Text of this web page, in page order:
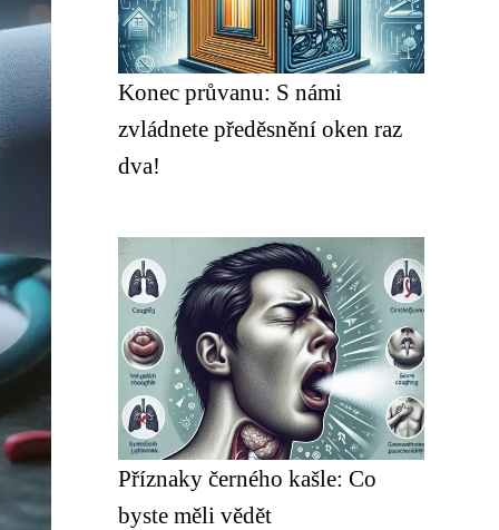
Konec průvanu: S námi
zvládnete předěsnění oken raz
dva!
Příznaky černého kašle: Co
byste měli vědět